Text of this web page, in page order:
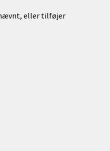
eller tilføjer